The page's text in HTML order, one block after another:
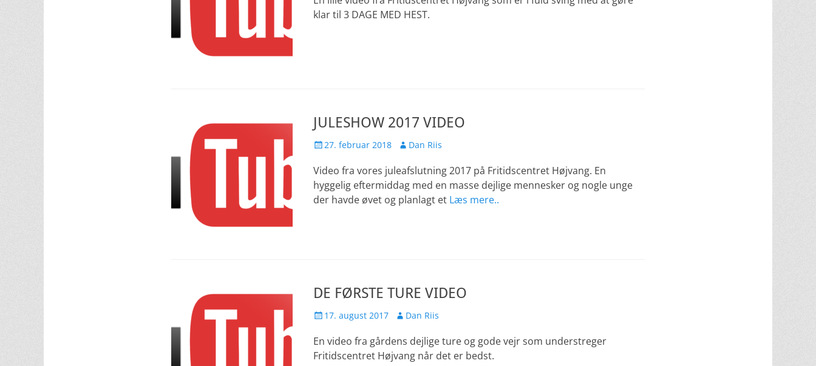
klar til 3 DAGE MED HEST.
JULESHOW 2017 VIDEO
Udgivet
27. februar 2018 Forfatter
Dan Riis
Video fra vores juleafslutning 2017 på Fritidscentret Højvang. En
hyggelig eftermiddag med en masse dejlige mennesker og nogle unge
der havde øvet og planlagt et Læs mere..
DE FØRSTE TURE VIDEO
Udgivet
17. august 2017 Forfatter
Dan Riis
En video fra gårdens dejlige ture og gode vejr som understreger
Fritidscentret Højvang når det er bedst.